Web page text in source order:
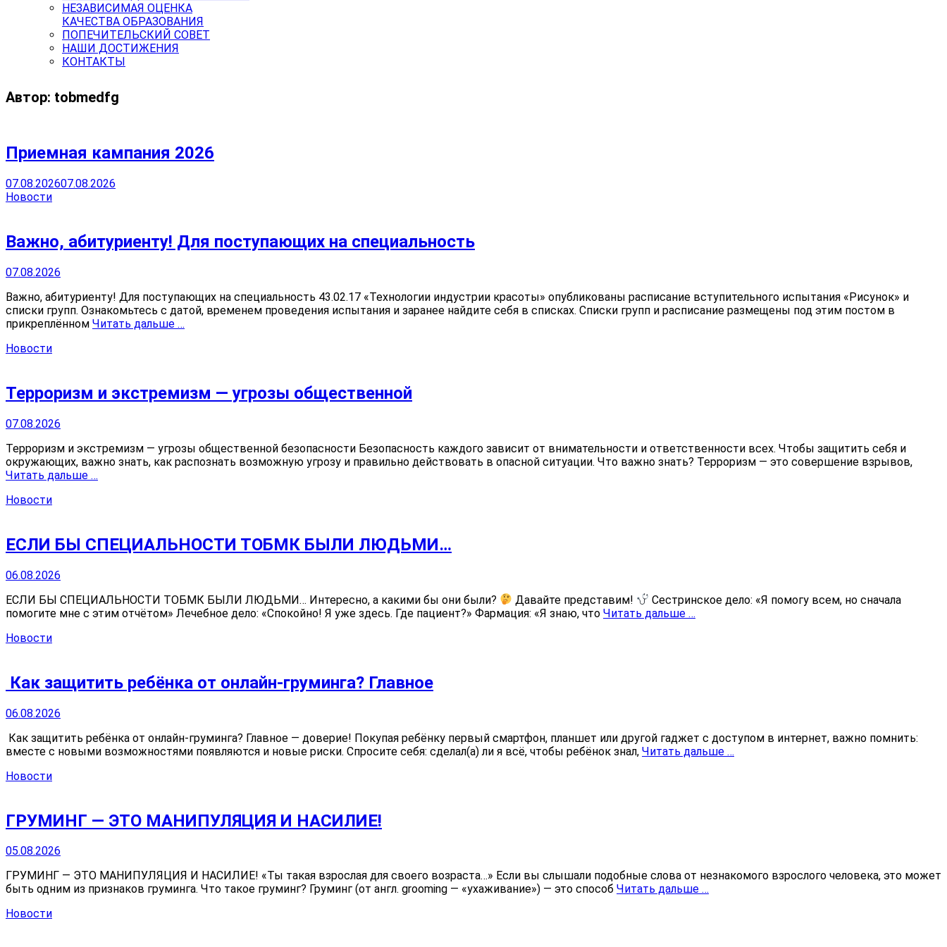
НЕЗАВИСИМАЯ ОЦЕНКА
КАЧЕСТВА ОБРАЗОВАНИЯ
ПОПЕЧИТЕЛЬСКИЙ СОВЕТ
НАШИ ДОСТИЖЕНИЯ
КОНТАКТЫ
Автор: tobmedfg
Приемная кампания 2026
07.08.202607.08.2026
Новости
Важно, абитуриенту! Для поступающих на специальность
07.08.2026
Важно, абитуриенту! Для поступающих на специальность 43.02.17 «Технологии индустрии красоты» опубликованы расписание вступительного испытания «Рисунок» и
списки групп. Ознакомьтесь с датой, временем проведения испытания и заранее найдите себя в списках. Списки групп и расписание размещены под этим постом в
прикреплённом Читать дальше …
Новости
Терроризм и экстремизм — угрозы общественной
07.08.2026
Терроризм и экстремизм — угрозы общественной безопасности Безопасность каждого зависит от внимательности и ответственности всех. Чтобы защитить себя и
окружающих, важно знать, как распознать возможную угрозу и правильно действовать в опасной ситуации. Что важно знать? Терроризм — это совершение взрывов,
Читать дальше …
Новости
ЕСЛИ БЫ СПЕЦИАЛЬНОСТИ ТОБМК БЫЛИ ЛЮДЬМИ…
06.08.2026
ЕСЛИ БЫ СПЕЦИАЛЬНОСТИ ТОБМК БЫЛИ ЛЮДЬМИ… Интересно, а какими бы они были?
Давайте представим!
Сестринское дело: «Я помогу всем, но сначала
помогите мне с этим отчётом» Лечебное дело: «Спокойно! Я уже здесь. Где пациент?» Фармация: «Я знаю, что Читать дальше …
Новости
‍‍ Как защитить ребёнка от онлайн-груминга? Главное
06.08.2026
‍‍ Как защитить ребёнка от онлайн-груминга? Главное — доверие! Покупая ребёнку первый смартфон, планшет или другой гаджет с доступом в интернет, важно помнить:
вместе с новыми возможностями появляются и новые риски. Спросите себя: сделал(а) ли я всё, чтобы ребёнок знал, Читать дальше …
Новости
ГРУМИНГ — ЭТО МАНИПУЛЯЦИЯ И НАСИЛИЕ!
05.08.2026
ГРУМИНГ — ЭТО МАНИПУЛЯЦИЯ И НАСИЛИЕ! «Ты такая взрослая для своего возраста…» Если вы слышали подобные слова от незнакомого взрослого человека, это может
быть одним из признаков груминга. Что такое груминг? Груминг (от англ. grooming — «ухаживание») — это способ Читать дальше …
Новости